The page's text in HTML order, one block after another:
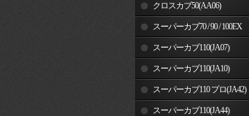
クロスカブ50(AA06)
スーパーカブ70 / 90 / 100EX
スーパーカブ110(JA07)
スーパーカブ110(JA10)
スーパーカブ110 プロ(JA42)
スーパーカブ110(JA44)